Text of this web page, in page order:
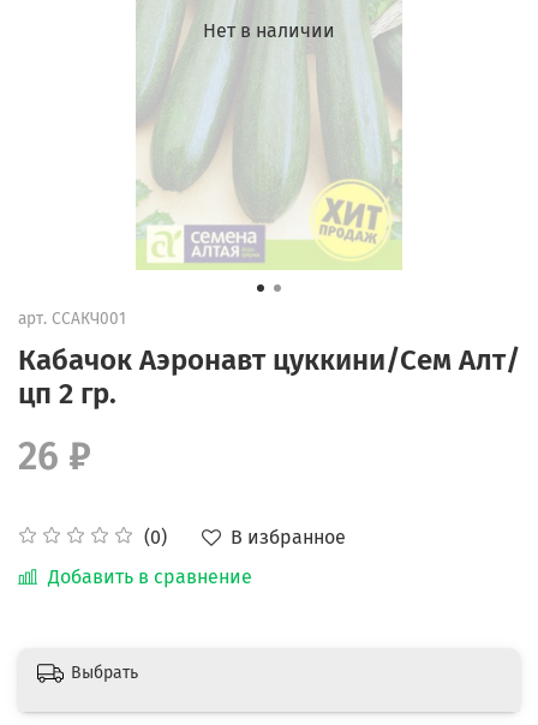
Нет в наличии
арт. ССАКЧ001
Кабачок Аэронавт цуккини/Сем Алт/
цп 2 гр.
(0)
В избранное
Добавить в сравнение
26 ₽
Выбрать